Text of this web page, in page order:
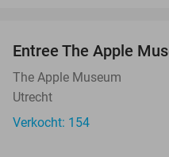
TODAY
Entree The Apple
The Apple Museum
Utrecht
Verkocht: 154